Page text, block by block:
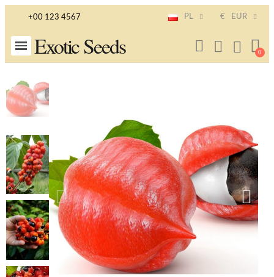
+00 123 4567 PL € EUR
Exotic Seeds